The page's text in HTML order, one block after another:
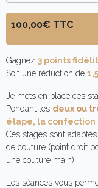
100,00€ TTC
Gagnez 3 points
Soit une réduction de
Je mets en place ces
Pendant les deux ou
étape, la confection
Ces stages sont
de couture (point droit
une couture main).
Les séances vous